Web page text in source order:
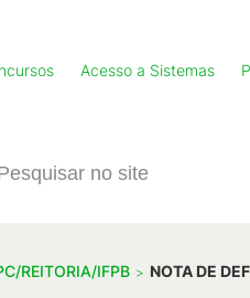
Acesso a Sistemas
REITORIA/IFPB NOTA DE